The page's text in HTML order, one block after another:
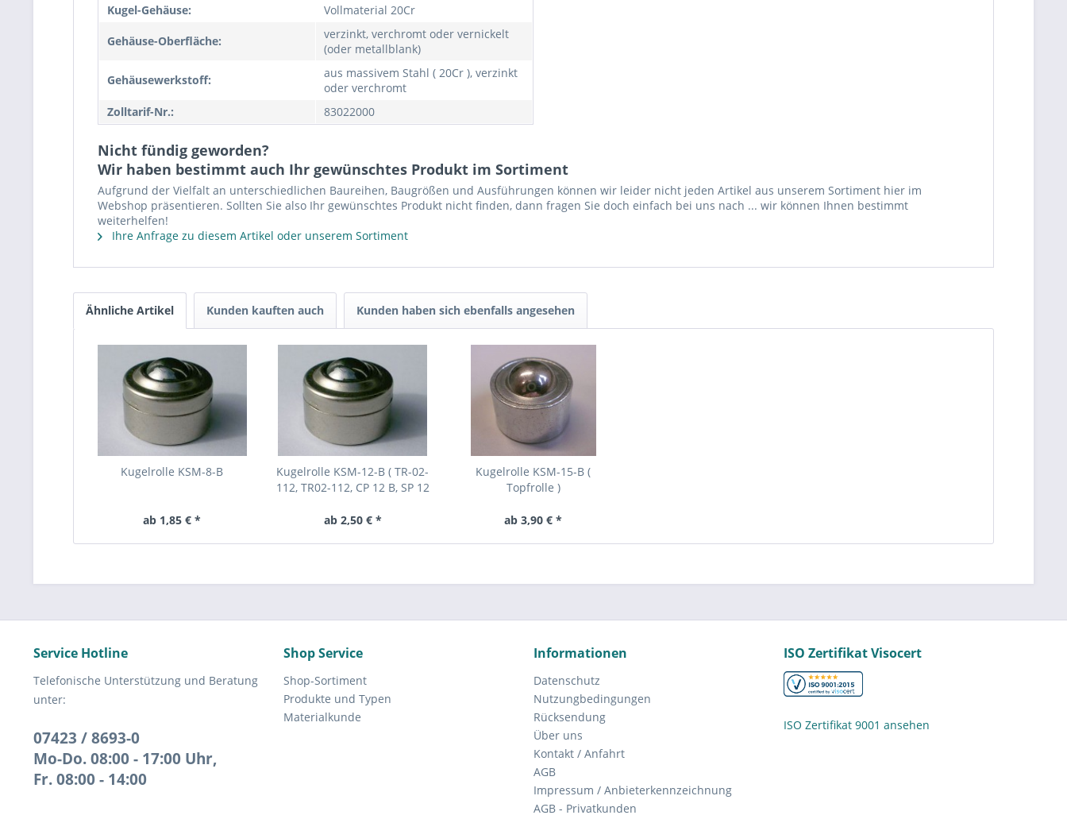
Kugel-Gehäuse:
Vollmaterial 20Cr
Gehäuse-Oberfläche:
verzinkt, verchromt oder vernickelt
(oder metallblank)
Gehäusewerkstoff:
aus massivem Stahl ( 20Cr ), verzinkt
oder verchromt
Zolltarif-Nr.:
83022000
Nicht fündig geworden?
Wir haben bestimmt auch Ihr gewünschtes Produkt im Sortiment
Aufgrund der Vielfalt an unterschiedlichen Baureihen, Baugrößen und Ausführungen können wir leider nicht jeden Artikel aus unserem Sortiment hier im
Webshop präsentieren. Sollten Sie also Ihr gewünschtes Produkt nicht finden, dann fragen Sie doch einfach bei uns nach ... wir können Ihnen bestimmt
weiterhelfen!
Ihre Anfrage zu diesem Artikel oder unserem Sortiment
Ähnliche Artikel Kunden kauften auch Kunden haben sich ebenfalls angesehen
Kugelrolle KSM-8-B
ab 1,85 € *
Kugelrolle KSM-12-B ( TR-02-
112, TR02-112, CP 12 B, SP 12
ab 2,50 € *
Kugelrolle KSM-15-B (
Topfrolle )
ab 3,90 € *
Service Hotline
Telefonische Unterstützung und Beratung
unter:
07423 / 8693-0
Mo-Do. 08:00 - 17:00 Uhr,
Fr. 08:00 - 14:00
Shop Service
Shop-Sortiment
Produkte und Typen
Materialkunde
Informationen
Datenschutz
Nutzungbedingungen
Rücksendung
Über uns
Kontakt / Anfahrt
AGB
Impressum / Anbieterkennzeichnung
AGB - Privatkunden
ISO Zertifikat Visocert
ISO Zertifikat 9001 ansehen